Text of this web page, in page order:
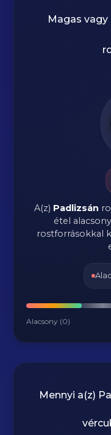
Magas vagy
A(z) Padlizsán
étel
rostforrásokkal
Alacsony (0)
Mennyi a(z)